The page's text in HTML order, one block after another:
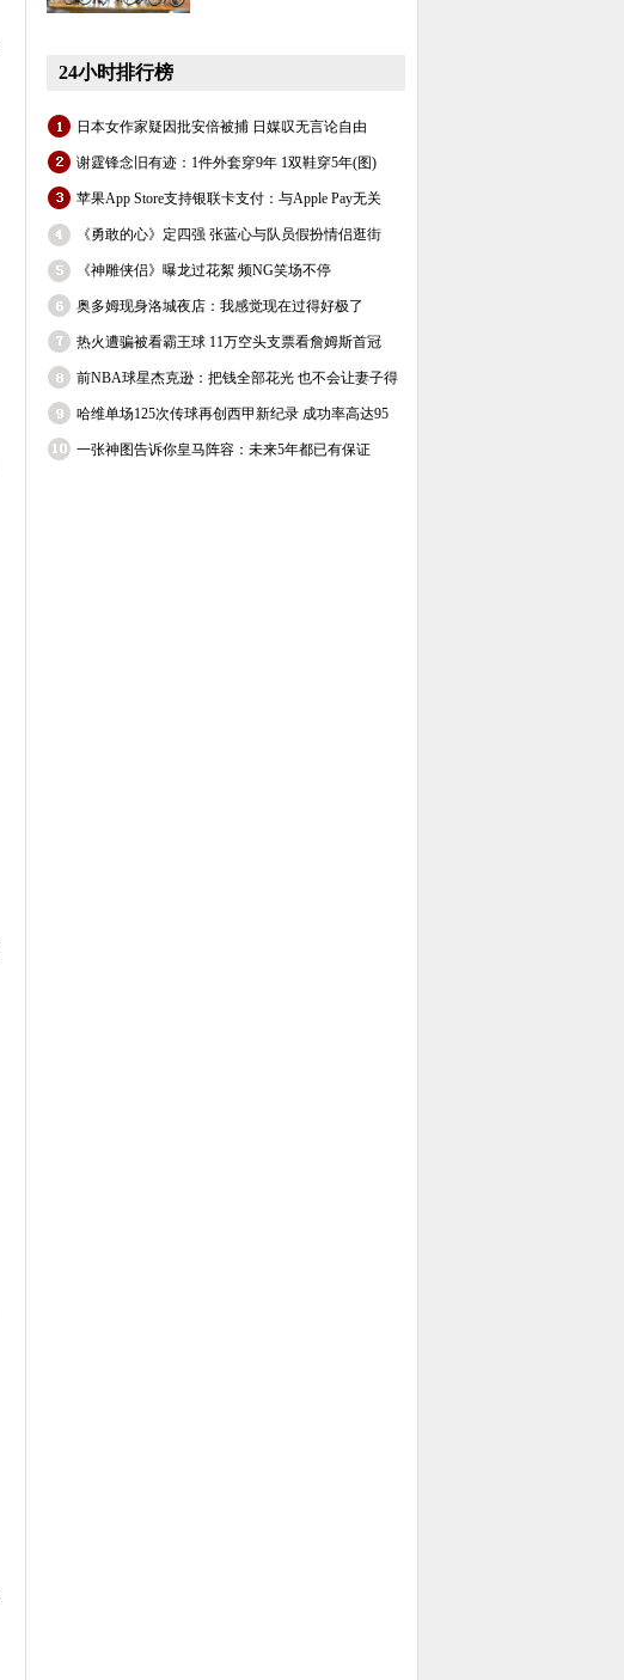
24小时排行榜
日本女作家疑因批安倍被捕 日媒叹无言论自由
谢霆锋念旧有迹：1件外套穿9年 1双鞋穿5年(图)
苹果App Store支持银联卡支付：与Apple Pay无关
《勇敢的心》定四强 张蓝心与队员假扮情侣逛街
《神雕侠侣》曝龙过花絮 频NG笑场不停
奥多姆现身洛城夜店：我感觉现在过得好极了
热火遭骗被看霸王球 11万空头支票看詹姆斯首冠
前NBA球星杰克逊：把钱全部花光 也不会让妻子得
哈维单场125次传球再创西甲新纪录 成功率高达95
一张神图告诉你皇马阵容：未来5年都已有保证